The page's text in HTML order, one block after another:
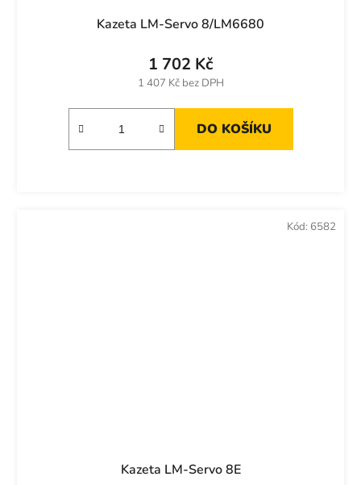
Kazeta LM-Servo 8/LM6680
1 407 Kč bez DPH
1 702 Kč
DO KOŠÍKU
Kazeta LM-Servo 8E
Kód: 6582